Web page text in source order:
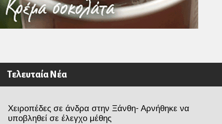
Τελευταία Νέα
Χειροπέδες σε άνδρα στην Ξάνθη- Αρνήθηκε να
υποβληθεί σε έλεγχο μέθης